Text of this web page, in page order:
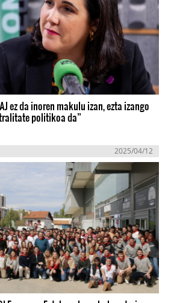
ez da inoren makulu izan, ezta izango
politikoa da”
2025/04/12